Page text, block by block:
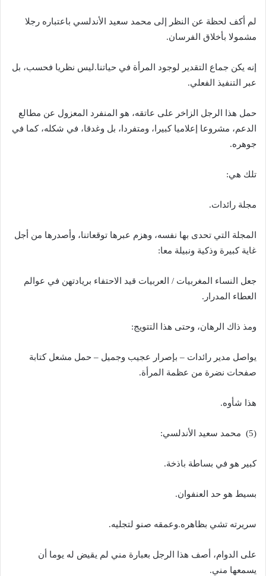
لم أكف لحظة عن النظر إلى محمد سعيد الأندلسي باعتباره رجلا
مشمولا بأخلاق الفرسان.
إنه يكن جماع التقدير لوجود المرأة في حياتنا.ليس نظريا فحسب، بل
عبر التنفيذ الفعلي.
حمل هذا الرجل الزاخر على عاتقه، هو المنفرد المعزول عن مطالع
الدعم، مشروعا إعلاميا كبيرا، ومتفردا، بل وغدقا، في شكله، كما في
جوهره.
تلك هي:
مجلة رائدات.
المجلة التي تحدى بها نفسه، وهزم عبرها توقعاتنا، وأصدرها من أجل
غاية كبيرة وذكية ونبيلة معا:
جعل النساء المغربيات / العربيات قيد الاحتفاء بريادتهن في عوالم
العطاء المدرار.
ومذ ذاك الرهان، وحتى هذا التتويج:
يواصل مدير رائدات – بإصرار عجيب وجميل – حمل مشعل كتابة
صفحات نضرة من عظمة المرأة.
هذا شأوه.
(5) محمد سعيد الأندلسي:
كبير هو في بساطة باذخة.
بسيط هو حد العنفوان.
سريرته تشي بظاهره.وعمقه صنو لتجليه.
على الدوام، أصف هذا الرجل بعبارة مني لم يقيض له يوما أن
يسمعها مني.